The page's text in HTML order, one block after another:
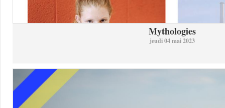
Mythologies
jeudi 04 mai 2023